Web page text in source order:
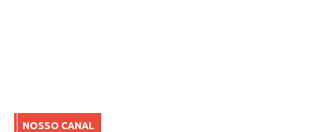
NOSSO CANAL